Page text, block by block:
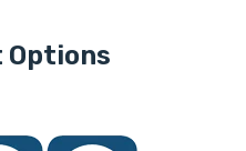
Options